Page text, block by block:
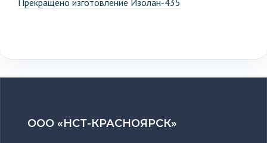
ООО «НСТ-КРАСНОЯРСК»